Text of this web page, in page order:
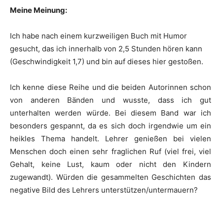
Meine Meinung:
Ich habe nach einem kurzweiligen Buch mit Humor
gesucht, das ich innerhalb von 2,5 Stunden hören kann
(Geschwindigkeit 1,7) und bin auf dieses hier gestoßen.
Ich kenne diese Reihe und die beiden Autorinnen schon
von anderen Bänden und wusste, dass ich gut
unterhalten werden würde. Bei diesem Band war ich
besonders gespannt, da es sich doch irgendwie um ein
heikles Thema handelt. Lehrer genießen bei vielen
Menschen doch einen sehr fraglichen Ruf (viel frei, viel
Gehalt, keine Lust, kaum oder nicht den Kindern
zugewandt). Würden die gesammelten Geschichten das
negative Bild des Lehrers unterstützen/untermauern?